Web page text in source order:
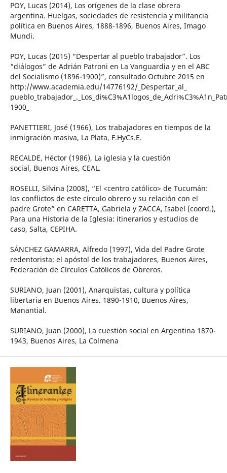
POY, Lucas (2014), Los orígenes de la clase obrera
argentina. Huelgas, sociedades de resistencia y militancia
política en Buenos Aires, 1888-1896, Buenos Aires, Imago
Mundi.
POY, Lucas (2015) “Despertar al pueblo trabajador”. Los
“diálogos” de Adrián Patroni en La Vanguardia y en el ABC
del Socialismo (1896-1900)”, consultado Octubre 2015 en
http://www.academia.edu/14776192/_Despertar_al_
1900_
PANETTIERI, José (1966), Los trabajadores en tiempos de la
inmigración masiva, La Plata, F.HyCs.E.
RECALDE, Héctor (1986), La iglesia y la cuestión
social, Buenos Aires, CEAL.
ROSELLI, Silvina (2008), “El <centro católico> de Tucumán:
los conflictos de este círculo obrero y su relación con el
padre Grote” en CARETTA, Gabriela y ZACCA, Isabel (coord.),
Para una Historia de la Iglesia: itinerarios y estudios de
caso, Salta, CEPIHA.
SÁNCHEZ GAMARRA, Alfredo (1997), Vida del Padre Grote
redentorista: el apóstol de los trabajadores, Buenos Aires,
Federación de Círculos Católicos de Obreros.
SURIANO, Juan (2001), Anarquistas, cultura y política
libertaria en Buenos Aires. 1890-1910, Buenos Aires,
Manantial.
SURIANO, Juan (2000), La cuestión social en Argentina 1870-
1943, Buenos Aires, La Colmena